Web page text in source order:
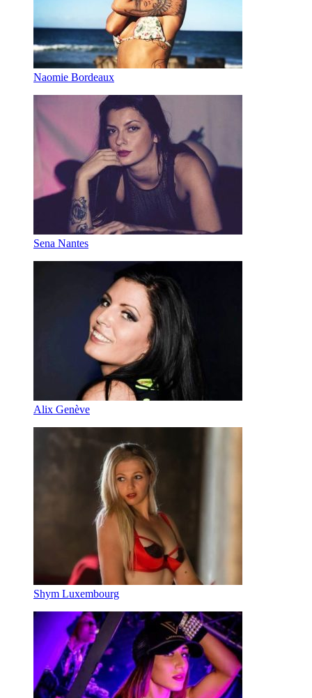
Naomie Bordeaux
Sena Nantes
Alix Genève
Shym Luxembourg